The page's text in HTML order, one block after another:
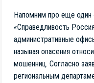
Напомним про еще один
«Справедливость
административные
называя опасения
мошенниц. Согласно
региональным